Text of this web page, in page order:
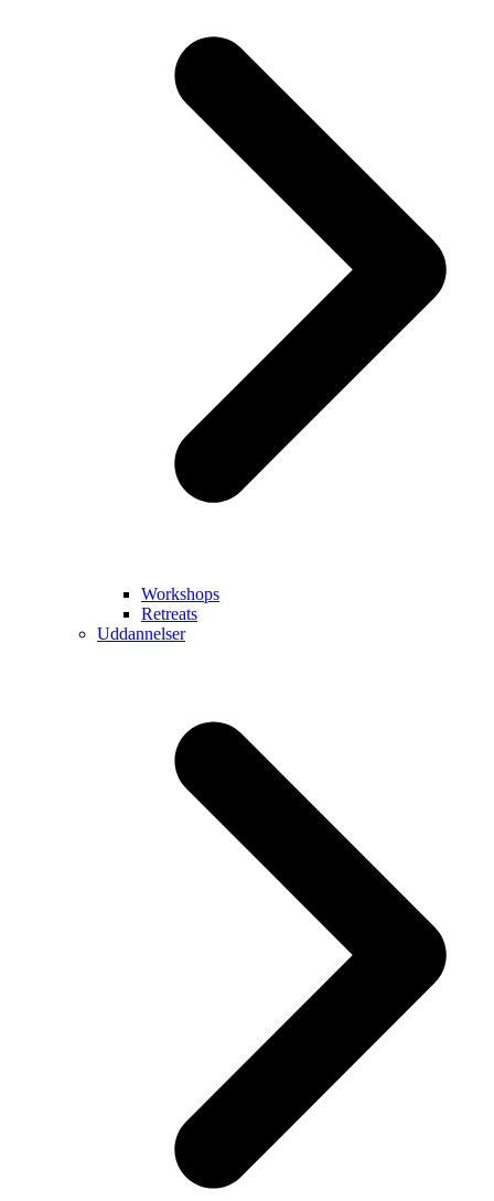
Workshops
Retreats
Uddannelser